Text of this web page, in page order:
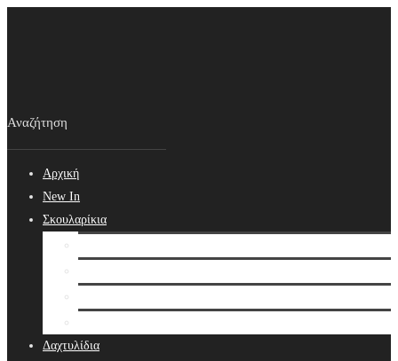
Αρχική
New In
Σκουλαρίκια
Δαχτυλίδια